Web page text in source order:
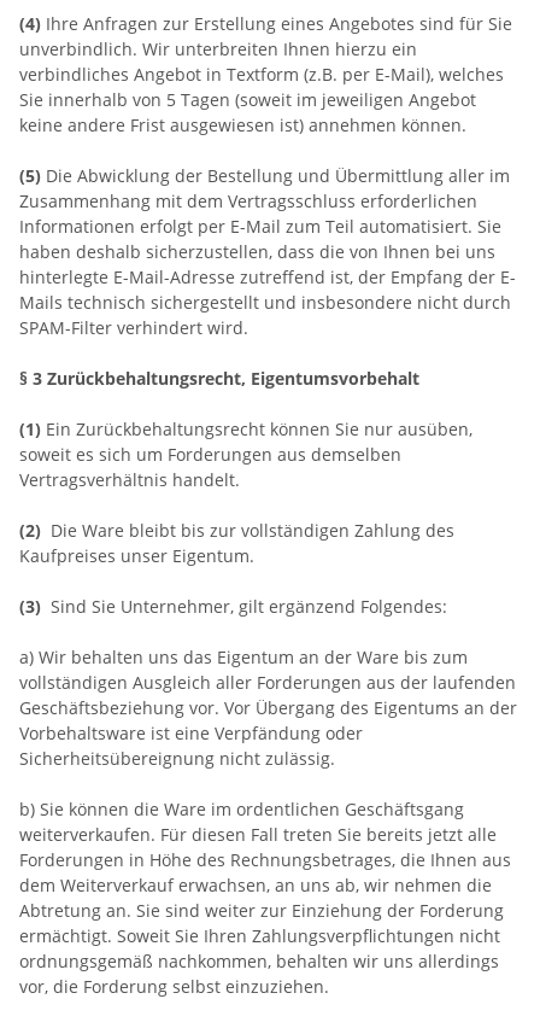
(4) Ihre Anfragen zur Erstellung eines Angebotes sind für Sie
unverbindlich. Wir unterbreiten Ihnen hierzu ein
verbindliches Angebot in Textform (z.B. per E-Mail), welches
Sie innerhalb von 5 Tagen (soweit im jeweiligen Angebot
keine andere Frist ausgewiesen ist) annehmen können.
(5) Die Abwicklung der Bestellung und Übermittlung aller im
Zusammenhang mit dem Vertragsschluss erforderlichen
Informationen erfolgt per E-Mail zum Teil automatisiert. Sie
haben deshalb sicherzustellen, dass die von Ihnen bei uns
hinterlegte E-Mail-Adresse zutreffend ist, der Empfang der E-
Mails technisch sichergestellt und insbesondere nicht durch
SPAM-Filter verhindert wird.
§ 3 Zurückbehaltungsrecht, Eigentumsvorbehalt
(1) Ein Zurückbehaltungsrecht können Sie nur ausüben,
soweit es sich um Forderungen aus demselben
Vertragsverhältnis handelt.
(2) Die Ware bleibt bis zur vollständigen Zahlung des
Kaufpreises unser Eigentum.
(3) Sind Sie Unternehmer, gilt ergänzend Folgendes:
a) Wir behalten uns das Eigentum an der Ware bis zum
vollständigen Ausgleich aller Forderungen aus der laufenden
Geschäftsbeziehung vor. Vor Übergang des Eigentums an der
Vorbehaltsware ist eine Verpfändung oder
Sicherheitsübereignung nicht zulässig.
b) Sie können die Ware im ordentlichen Geschäftsgang
weiterverkaufen. Für diesen Fall treten Sie bereits jetzt alle
Forderungen in Höhe des Rechnungsbetrages, die Ihnen aus
dem Weiterverkauf erwachsen, an uns ab, wir nehmen die
Abtretung an. Sie sind weiter zur Einziehung der Forderung
ermächtigt. Soweit Sie Ihren Zahlungsverpflichtungen nicht
ordnungsgemäß nachkommen, behalten wir uns allerdings
vor, die Forderung selbst einzuziehen.